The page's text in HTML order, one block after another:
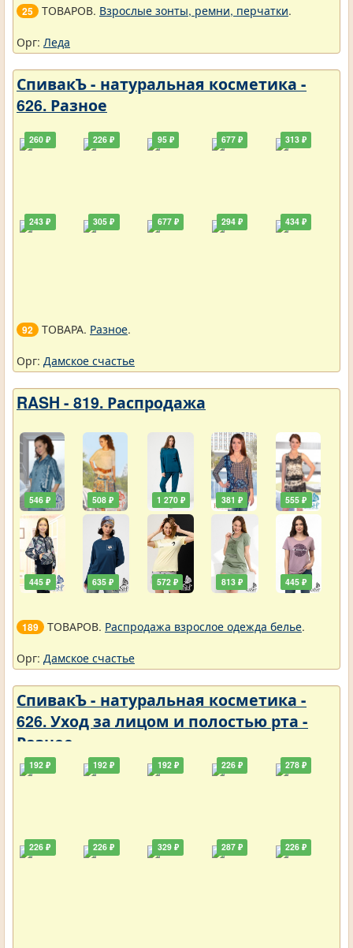
25 ТОВАРОВ. Взрослые зонты, ремни, перчатки.
Орг: Леда
СпивакЪ - натуральная косметика -
626. Разное
260 ₽
243 ₽
226 ₽
305 ₽
95 ₽
677 ₽
677 ₽
294 ₽
313 ₽
434 ₽
92 ТОВАРА. Разное.
Орг: Дамское счастье
RASH - 819. Распродажа
546 ₽
445 ₽
508 ₽
635 ₽
1 270 ₽
572 ₽
381 ₽
813 ₽
555 ₽
445 ₽
189 ТОВАРОВ. Распродажа взрослое одежда белье.
Орг: Дамское счастье
СпивакЪ - натуральная косметика -
626. Уход за лицом и полостью рта -
Разное
192 ₽
226 ₽
192 ₽
226 ₽
192 ₽
329 ₽
226 ₽
287 ₽
278 ₽
226 ₽